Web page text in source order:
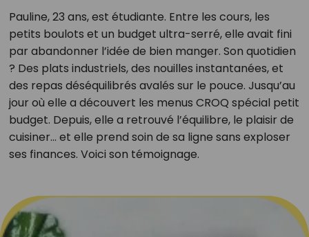
Pauline, 23 ans, est étudiante. Entre les cours, les
petits boulots et un budget ultra-serré, elle avait fini
par abandonner l’idée de bien manger. Son quotidien
? Des plats industriels, des nouilles instantanées, et
des repas déséquilibrés avalés sur le pouce. Jusqu’au
jour où elle a découvert les menus CROQ spécial petit
budget. Depuis, elle a retrouvé l’équilibre, le plaisir de
cuisiner… et elle prend soin de sa ligne sans exploser
ses finances. Voici son témoignage.